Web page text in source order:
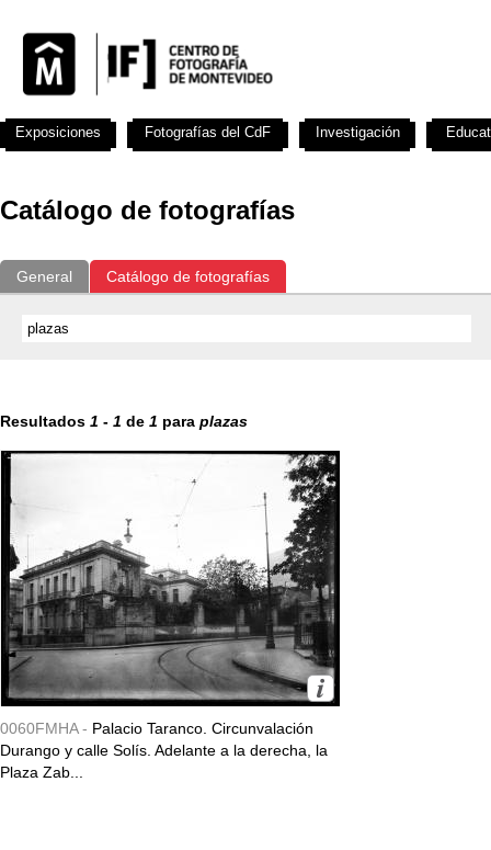
Catálogo de fotografías
General Catálogo de fotografías
Resultados 1 - 1 de 1 para plazas
0060FMHA - Palacio Taranco. Circunvalación
Durango y calle Solís. Adelante a la derecha, la
Plaza Zab...
Exposiciones Fotografías del CdF Investigación